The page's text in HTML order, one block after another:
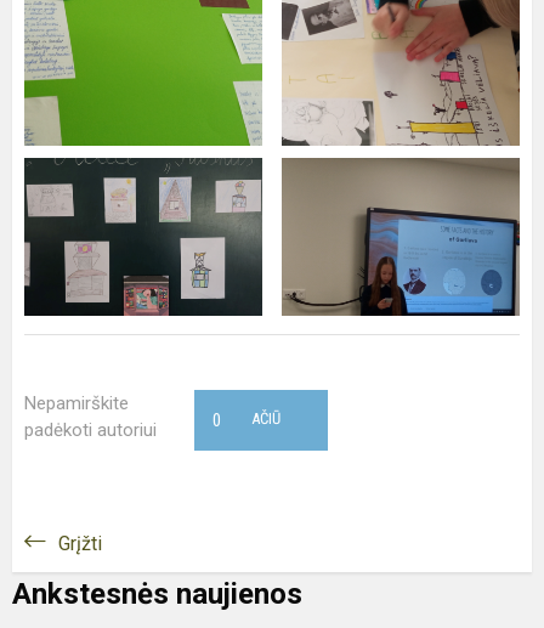
Nepamirškite
padėkoti autoriui
AČIŪ
0
Grįžti
Ankstesnės naujienos